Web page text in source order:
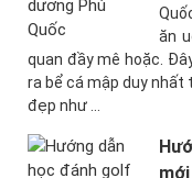
ăn
quan đầy mê hoặc.
ra bể cá mập duy nhất
đẹp như ...